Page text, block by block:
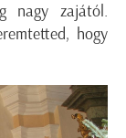
nagy zajától.
hogy